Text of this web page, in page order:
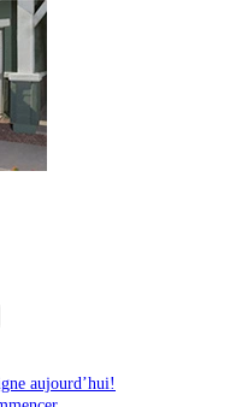
aujourd’hui!